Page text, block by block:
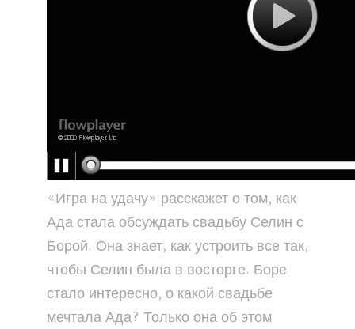
«Игра на удачу» расскажет о том, как
Ада стала обсуждать свадьбу Селин с
Борой. Она знает, как устроить все так,
чтобы Селин была в восторге. Боре
стало интересно, о какой свадьбе
мечтала Ада? Только она об этом